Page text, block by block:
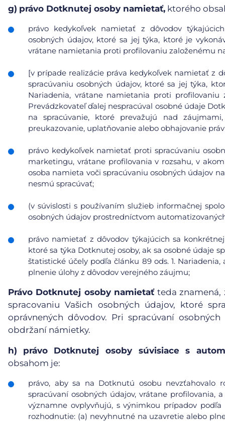
g) právo Dotknutej osoby namietať, ktorého
právo kedykoľvek namietať z dôvodov
osobných údajov, ktoré sa jej týka, ktoré je
vrátane namietania proti profilovaniu založenému
[v prípade realizácie práva kedykoľvek namietať z
spracúvaniu osobných údajov, ktoré sa jej týka,
Nariadenia, vrátane namietania proti
Prevádzkovateľ ďalej nespracúval osobné údaje
na spracúvanie, ktoré prevažujú nad
preukazovanie, uplatňovanie alebo obhajovanie
právo kedykoľvek namietať proti spracúvaniu
marketingu, vrátane profilovania v rozsahu, v
osoba namieta voči spracúvaniu osobných údajov
nesmú spracúvať;
(v súvislosti s používaním služieb informačnej
osobných údajov prostredníctvom
právo namietať z dôvodov týkajúcich sa
ktoré sa týka Dotknutej osoby, ak sa osobné údaje
štatistické účely podľa článku 89 ods. 1.
plnenie úlohy z dôvodov verejného záujmu;
Právo Dotknutej osoby namietaťteda znamená,
spracovaniu Vašich osobných údajov, ktoré
oprávnených dôvodov. Pri spracúvaní
obdržaní námietky.
h)
právo Dotknutej osoby súvisiace s
obsahom je:
právo, aby sa na Dotknutú osobu nevzťahovalo
spracúvaní osobných údajov, vrátane
významne ovplyvňujú, s výnimkou prípadov
rozhodnutie: (a) nevyhnutné na uzavretie alebo